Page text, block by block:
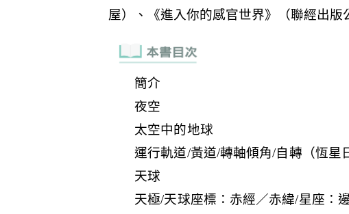
簡介
夜空
太空中的地球
運行軌道/黃道/轉軸傾角/自轉（恆星
天球
天極/天球座標：赤經／赤緯/星座：